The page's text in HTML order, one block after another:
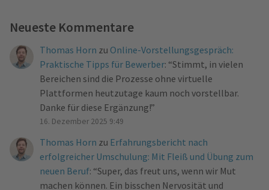
Neueste Kommentare
Thomas Horn zu Online-Vorstellungsgespräch:
Praktische Tipps für Bewerber: “Stimmt, in vielen
Bereichen sind die Prozesse ohne virtuelle
Plattformen heutzutage kaum noch vorstellbar.
Danke für diese Ergänzung!”
16. Dezember 2025 9:49
Thomas Horn zu Erfahrungsbericht nach
erfolgreicher Umschulung: Mit Fleiß und Übung zum
neuen Beruf: “Super, das freut uns, wenn wir Mut
machen können. Ein bisschen Nervosität und